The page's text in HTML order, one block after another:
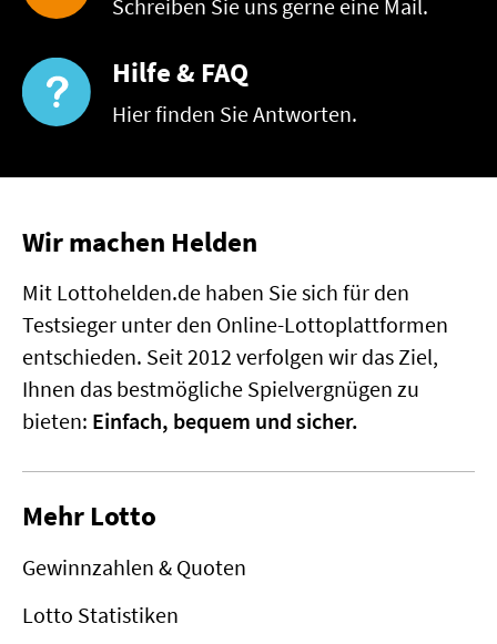
Schreiben Sie uns gerne eine Mail.
Hilfe & FAQ
Hier finden Sie Antworten.
Wir machen Helden
Mit Lottohelden.de haben Sie sich für den
Testsieger unter den Online-Lottoplattformen
entschieden. Seit 2012 verfolgen wir das Ziel,
Ihnen das bestmögliche Spielvergnügen zu
bieten: Einfach, bequem und sicher.
Mehr Lotto
Gewinnzahlen & Quoten
Lotto Statistiken